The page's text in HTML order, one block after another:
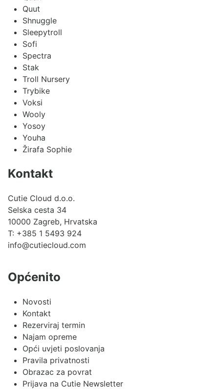
Quut
Shnuggle
Sleepytroll
Sofi
Spectra
Stak
Troll Nursery
Trybike
Voksi
Wooly
Yosoy
Youha
Žirafa Sophie
Kontakt
Cutie Cloud d.o.o.
Selska cesta 34
10000 Zagreb, Hrvatska
T: +385 1 5493 924
info@cutiecloud.com
Općenito
Novosti
Kontakt
Rezerviraj termin
Najam opreme
Opći uvjeti poslovanja
Pravila privatnosti
Obrazac za povrat
Prijava na Cutie Newsletter